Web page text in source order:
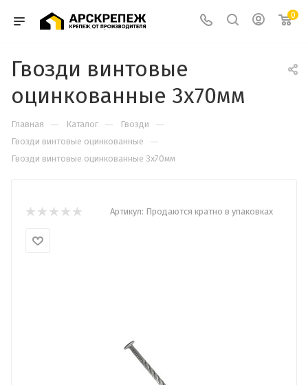
0
Гвозди винтовые
оцинкованные 3х70мм
Главная — Каталог — Гвозди —
Гвозди винтовые оцинкованные —
Гвозди винтовые оцинкованные 3х70мм
Артикул: Продаются кратно в упаковках